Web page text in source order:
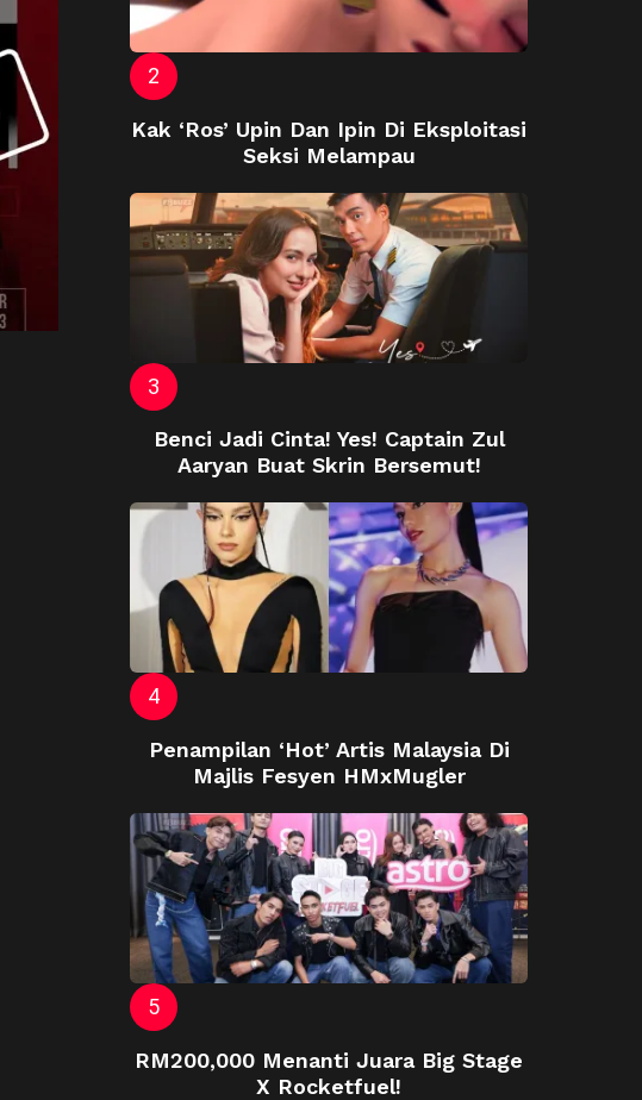
Kak ‘Ros’ Upin Dan Ipin Di Eksploitasi
Seksi Melampau
Benci Jadi Cinta! Yes! Captain Zul
Aaryan Buat Skrin Bersemut!
Penampilan ‘Hot’ Artis Malaysia Di
Majlis Fesyen HMxMugler
RM200,000 Menanti Juara Big Stage
X Rocketfuel!